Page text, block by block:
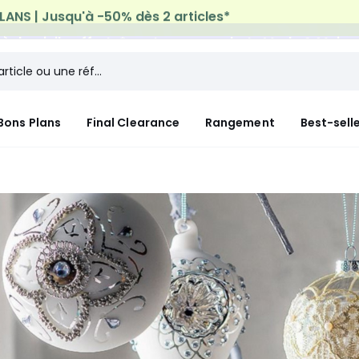
à domicile offerte*sur tous vos achats Mode & Maison
Plans Final Clearance Rangement Best-